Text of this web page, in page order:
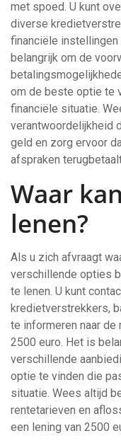
met spoed. U kunt
diverse
financiële
belangrijk om de
om de beste optie te
financiële situatie.
verantwoordelijkheid
geld en zorg ervoor
afspraken
Waar
lenen?
Als u zich afvraagt
verschillende opties
te lenen. U kunt
kredietverstrekkers,
te informeren naar de
2500 euro. Het is
verschillende
optie te vinden die
situatie. Wees altijd
rentetarieven en
een lening van 2500